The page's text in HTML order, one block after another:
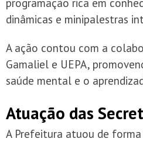
programação rica em
dinâmicas e minipalestras
A ação contou com a
Gamaliel e UEPA,
saúde mental e o
Atuação das
A Prefeitura atuou de